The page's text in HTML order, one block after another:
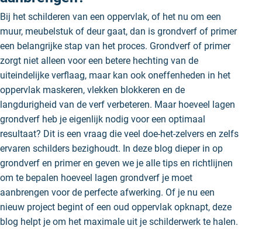
Bij het schilderen van een oppervlak, of het nu om een
muur, meubelstuk of deur gaat, dan is grondverf of primer
een belangrijke stap van het proces. Grondverf of primer
zorgt niet alleen voor een betere hechting van de
uiteindelijke verflaag, maar kan ook oneffenheden in het
oppervlak maskeren, vlekken blokkeren en de
langdurigheid van de verf verbeteren. Maar hoeveel lagen
grondverf heb je eigenlijk nodig voor een optimaal
resultaat? Dit is een vraag die veel doe-het-zelvers en zelfs
ervaren schilders bezighoudt. In deze blog dieper in op
grondverf en primer en geven we je alle tips en richtlijnen
om te bepalen hoeveel lagen grondverf je moet
aanbrengen voor de perfecte afwerking. Of je nu een
nieuw project begint of een oud oppervlak opknapt, deze
blog helpt je om het maximale uit je schilderwerk te halen.